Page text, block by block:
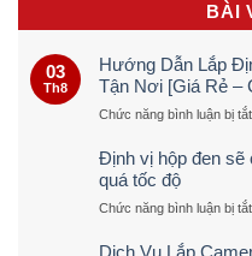
BÀI
03
Th8
Hướng Dẫn Lắp
Tận Nơi [Giá Rẻ –
Chức năng bình luận bị tắtở
Định vị hộp đen sẽ
quá tốc độ
Chức năng bình luận bị tắtở